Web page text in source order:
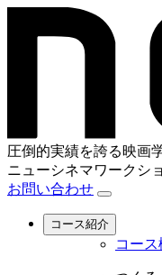
圧倒的実績を誇る映画
ニューシネマワークシ
お問い合わせ
コース紹介
コース